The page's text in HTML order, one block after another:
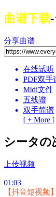
曲谱下载
分享曲谱
在线试听
PDF双手
Midi文件
五线谱
双手简谱
[ + More ]
シータの
上传视频
01:03
【抖音短视频】